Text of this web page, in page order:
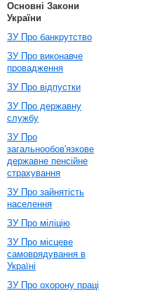
Основні Закони
України
ЗУ Про банкрутство
ЗУ Про виконавче
провадження
ЗУ Про відпустки
ЗУ Про державну
службу
ЗУ Про
загальнообов'язкове
державне пенсійне
страхування
ЗУ Про зайнятість
населення
ЗУ Про міліцію
ЗУ Про місцеве
самоврядування в
Україні
ЗУ Про охорону праці